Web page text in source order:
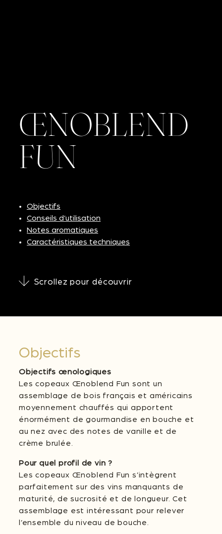
ŒNOBLEND
FUN
Objectifs
Conseils d’utilisation
Notes aromatiques
Caractéristiques techniques
Scrollez pour découvrir
Objectifs
Objectifs œnologiques
Les copeaux Œnoblend Fun sont un
assemblage de bois français et américains
moyennement chauffés qui apportent
énormément de gourmandise en bouche et
au nez avec des notes de vanille et de
crème brulée.
Pour quel profil de vin ?
Les copeaux Œnoblend Fun s’intègrent
parfaitement sur des vins manquants de
maturité, de sucrosité et de longueur. Cet
assemblage est intéressant pour relever
l’ensemble du niveau de bouche.